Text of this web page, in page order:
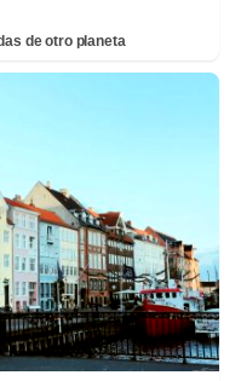
de otro planeta